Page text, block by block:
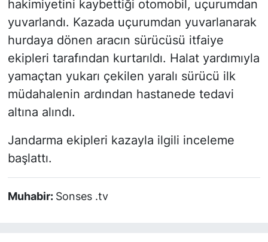
hakimiyetini kaybettiği otomobil, uçurumdan
yuvarlandı. Kazada uçurumdan yuvarlanarak
hurdaya dönen aracın sürücüsü itfaiye
ekipleri tarafından kurtarıldı. Halat yardımıyla
yamaçtan yukarı çekilen yaralı sürücü ilk
müdahalenin ardından hastanede tedavi
altına alındı.
Jandarma ekipleri kazayla ilgili inceleme
başlattı.
Muhabir: Sonses .tv